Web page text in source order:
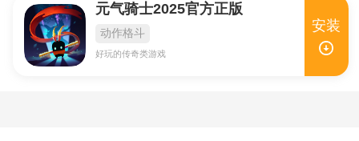
元气骑士2025官方正版
动作格斗
好玩的传奇类游戏
安装